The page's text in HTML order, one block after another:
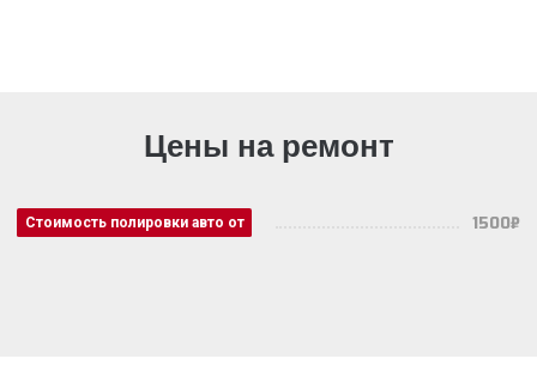
Цены на ремонт
Стоимость полировки авто от 1500₽